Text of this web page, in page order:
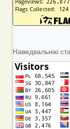
Наведвальнікі